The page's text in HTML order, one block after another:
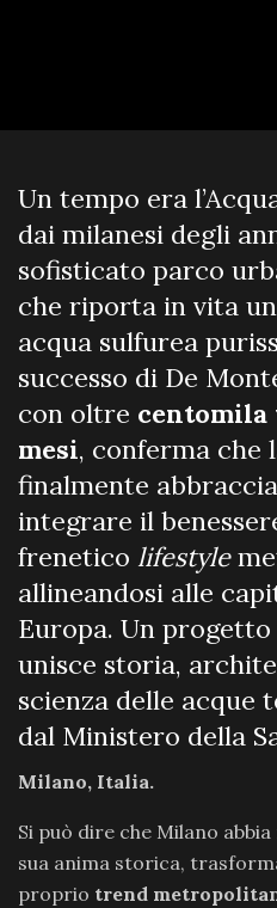
Un tempo era
dai milanesi degli
sofisticato parco
che riporta in vita
acqua sulfurea
successo di De
con oltre
mesi, conferma che
finalmente
integrare il
frenetico lifestyle
allineandosi alle
Europa. Un
unisce storia,
scienza delle acque
dal Ministero della
Milano, Italia.
Si può dire che Milano
sua anima storica,
proprio trend